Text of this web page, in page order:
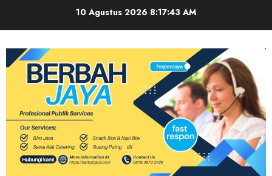
10 Agustus 2026 8:17:44 AM